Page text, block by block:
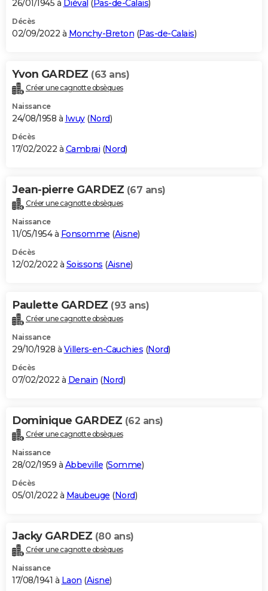
26/01/1945 à Diéval ( Pas-de-Calais)
Décès
02/09/2022 à Monchy-Breton (Pas-de-Calais)
Yvon GARDEZ (63 ans)
Créer une cagnotte obsèques
Naissance
24/08/1958 à Iwuy(Nord)
Décès
17/02/2022 à Cambrai (Nord)
Jean-pierre GARDEZ (67 ans)
Créer une cagnotte obsèques
Naissance
11/05/1954 à Fonsomme (Aisne)
Décès
12/02/2022 à Soissons (Aisne)
Paulette GARDEZ (93 ans)
Créer une cagnotte obsèques
Naissance
29/10/1928 à Villers-en-Cauchies (Nord)
Décès
07/02/2022 à Denain (Nord)
Dominique GARDEZ (62 ans)
Créer une cagnotte obsèques
Naissance
28/02/1959 à Abbeville (Somme)
Décès
05/01/2022 à Maubeuge (Nord)
Jacky GARDEZ (80 ans)
Créer une cagnotte obsèques
Naissance
17/08/1941 à Laon (Aisne)